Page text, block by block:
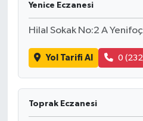
Yenice Eczanesi
Hilal Sokak No:2 A
Yol Tarifi Al 0
Toprak Eczanesi